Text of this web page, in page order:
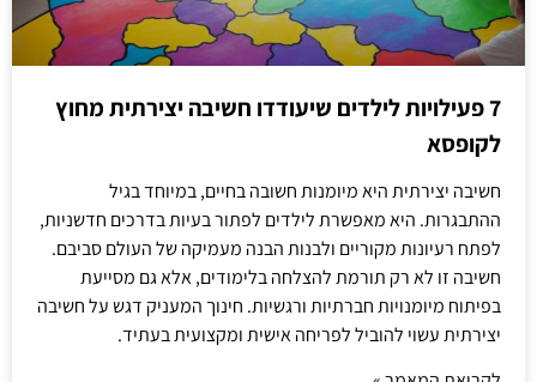
7 פעילויות לילדים שיעודדו חשיבה יצירתית מחוץ
לקופסא
חשיבה יצירתית היא מיומנות חשובה בחיים, במיוחד בגיל
ההתבגרות. היא מאפשרת לילדים לפתור בעיות בדרכים חדשניות,
לפתח רעיונות מקוריים ולבנות הבנה מעמיקה של העולם סביבם.
חשיבה זו לא רק תורמת להצלחה בלימודים, אלא גם מסייעת
בפיתוח מיומנויות חברתיות ורגשיות. חינוך המעניק דגש על חשיבה
יצירתית עשוי להוביל לפריחה אישית ומקצועית בעתיד.